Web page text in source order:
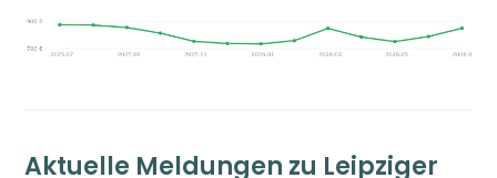
Aktuelle Meldungen zu Leipziger